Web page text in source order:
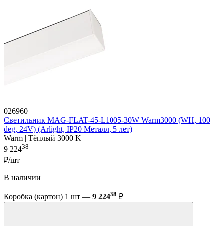
026960
Светильник MAG-FLAT-45-L1005-30W Warm3000 (WH, 100
deg, 24V) (Arlight, IP20 Металл, 5 лет)
Warm | Тёплый 3000 K
9 22438
₽/шт
В наличии
Коробка (картон) 1 шт — 9 22438 ₽